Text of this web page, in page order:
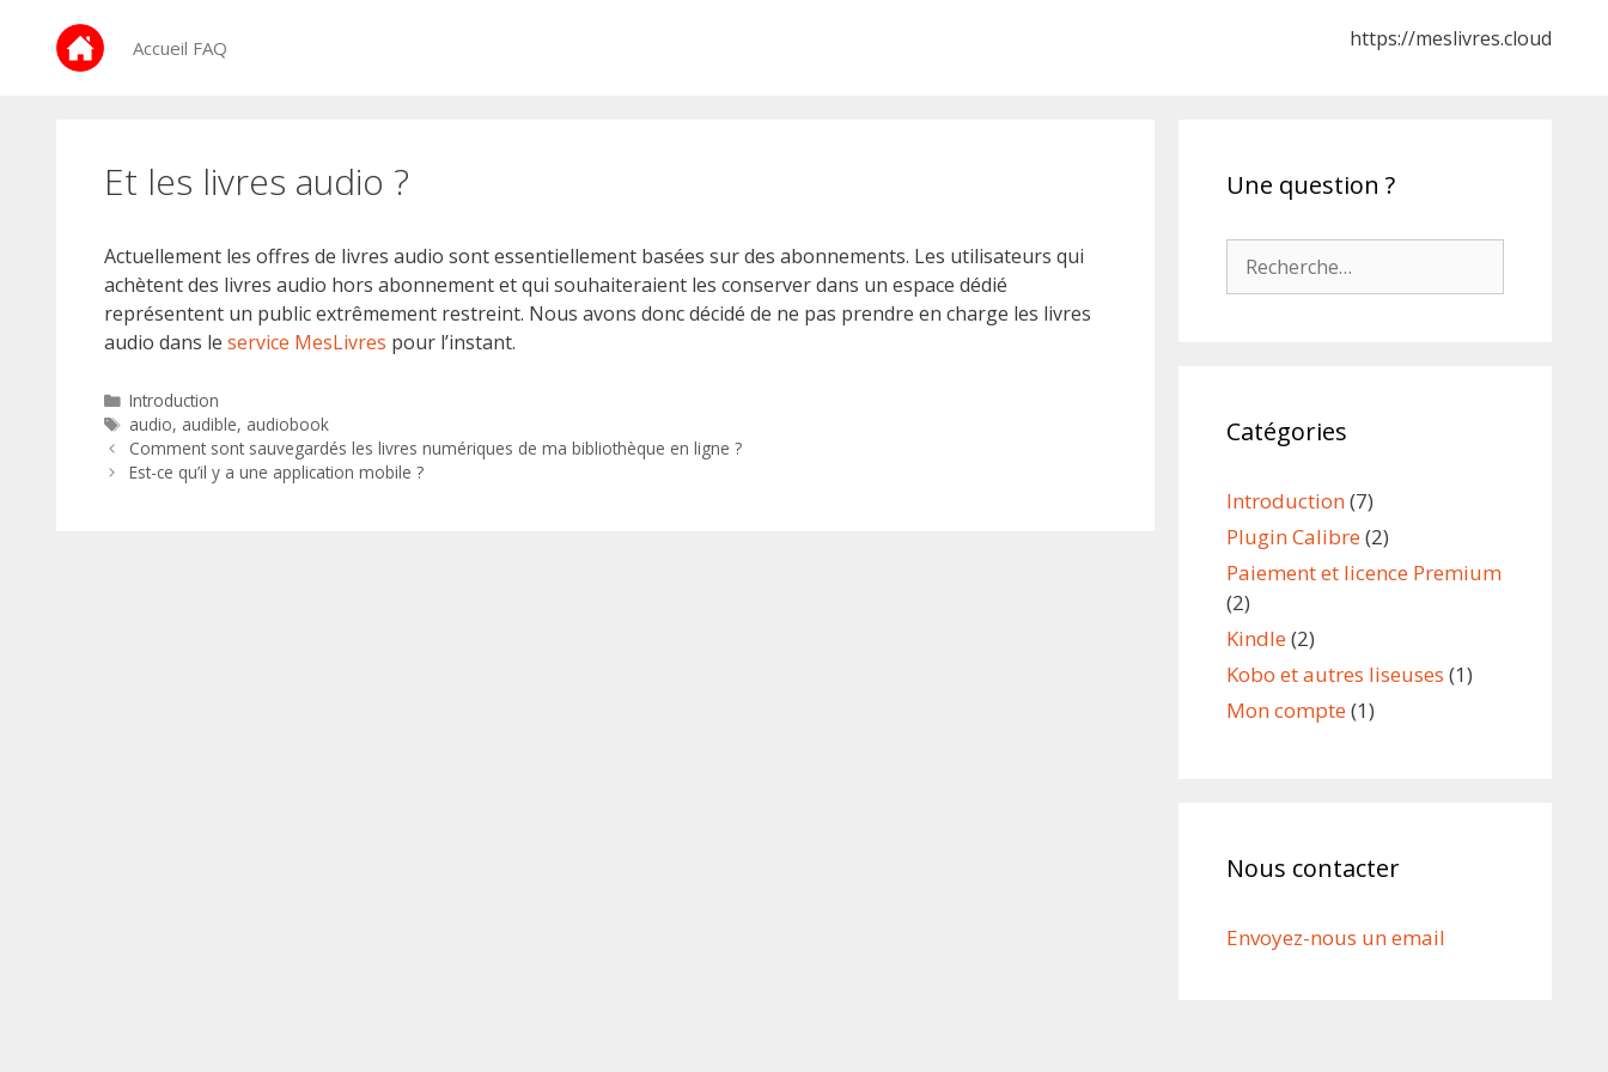
contenu
https://meslivres.cloud
Accueil FAQ
Et les livres audio ?
Actuellement les offres de livres audio sont essentiellement basées sur des abonnements. Les utilisateurs qui
achètent des livres audio hors abonnement et qui souhaiteraient les conserver dans un espace dédié
représentent un public extrêmement restreint. Nous avons donc décidé de ne pas prendre en charge les livres
audio dans le service MesLivres pour l’instant.
Catégories
Introduction
Étiquettes
audio, audible, audiobook
Navigation
des
Comment sont sauvegardés les livres numériques de ma bibliothèque en ligne ?
Est-ce qu’il y a une application mobile ?
Une question ?
Rechercher :
Catégories
Introduction(7)
Plugin Calibre(2)
Paiement et licence Premium
(2)
Kindle(2)
Kobo et autres liseuses (1)
Mon compte(1)
Nous contacter
Envoyez-nous un email